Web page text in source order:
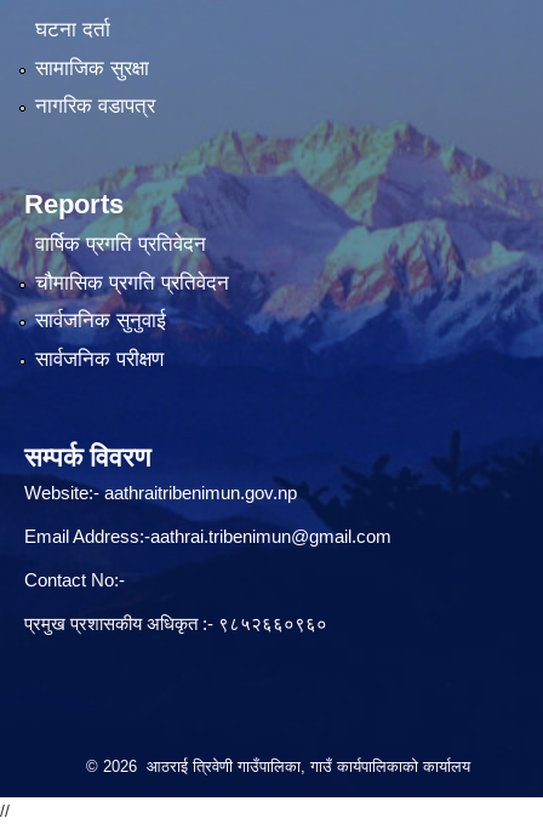
घटना दर्ता
सामाजिक सुरक्षा
नागरिक वडापत्र
Reports
वार्षिक प्रगति प्रतिवेदन
चौमासिक प्रगति प्रतिवेदन
सार्वजनिक सुनुवाई
सार्वजनिक परीक्षण
सम्पर्क विवरण
Website:-aathraitribenimun.gov.np
Email Address:-aathrai.tribenimun@gmail.com
Contact No:-
प्रमुख प्रशासकीय अधिकृत :- ९८५२६६०९६०
© 2026 आठराई त्रिवेणी गाउँपालिका, गाउँ कार्यपालिकाको कार्यालय
//